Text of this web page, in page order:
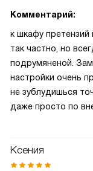
Комментарий:
к шкафу претензий
так частно, но
подрумяненой.
настройки очень
не зублудишься
даже просто по
Ксения